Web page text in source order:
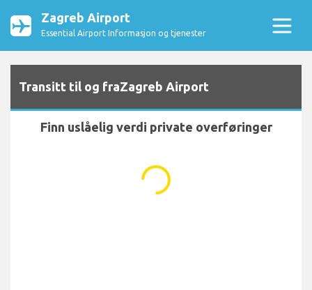
Zagreb Airport
Essential Airport Informasjon og tjenester
Transitt til og fraZagreb Airport
Finn uslåelig verdi private overføringer
...